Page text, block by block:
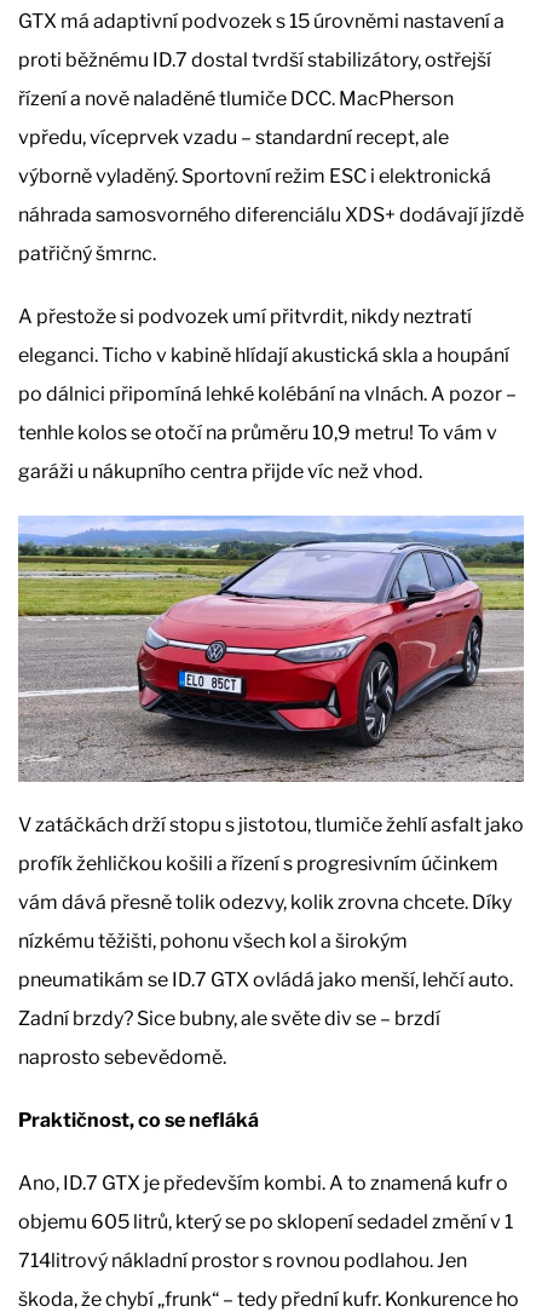
GTX má adaptivní podvozek s 15 úrovněmi nastavení a
proti běžnému ID.7 dostal tvrdší stabilizátory, ostřejší
řízení a nově naladěné tlumiče DCC. MacPherson
vpředu, víceprvek vzadu – standardní recept, ale
výborně vyladěný. Sportovní režim ESC i elektronická
náhrada samosvorného diferenciálu XDS+ dodávají jízdě
patřičný šmrnc.
A přestože si podvozek umí přitvrdit, nikdy neztratí
eleganci. Ticho v kabině hlídají akustická skla a houpání
po dálnici připomíná lehké kolébání na vlnách. A pozor –
tenhle kolos se otočí na průměru 10,9 metru! To vám v
garáži u nákupního centra přijde víc než vhod.
V zatáčkách drží stopu s jistotou, tlumiče žehlí asfalt jako
profík žehličkou košili a řízení s progresivním účinkem
vám dává přesně tolik odezvy, kolik zrovna chcete. Díky
nízkému těžišti, pohonu všech kol a širokým
pneumatikám se ID.7 GTX ovládá jako menší, lehčí auto.
Zadní brzdy? Sice bubny, ale světe div se – brzdí
naprosto sebevědomě.
Praktičnost, co se nefláká
Ano, ID.7 GTX je především kombi. A to znamená kufr o
objemu 605 litrů, který se po sklopení sedadel změní v 1
714litrový nákladní prostor s rovnou podlahou. Jen
škoda, že chybí „frunk“ – tedy přední kufr. Konkurence ho